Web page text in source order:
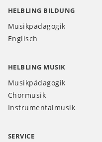
HELBLING BILDUNG
Musikpädagogik
Englisch
HELBLING MUSIK
Musikpädagogik
Chormusik
Instrumentalmusik
SERVICE